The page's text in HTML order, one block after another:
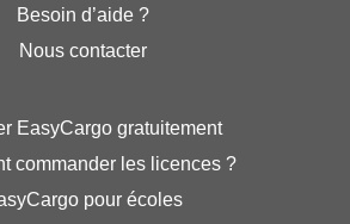
Besoin d’aide ?
Nous contacter
EasyCargo gratuitement
commander les licences ?
pour écoles